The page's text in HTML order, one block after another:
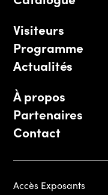
Visiteurs
Programme
Actualités
À propos
Partenaires
Contact
Accès Exposants